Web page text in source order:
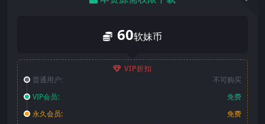
60软妹币
VIP折扣
普通用户:
不可购买
VIP会员:
免费
永久会员:
免费